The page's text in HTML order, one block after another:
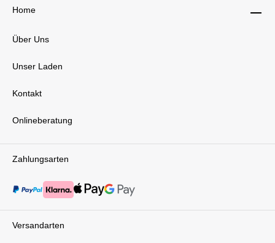
Zahlungsarten
Versandarten
Home
Über Uns
Unser Laden
Kontakt
Onlineberatung